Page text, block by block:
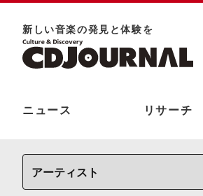
新しい⾳楽の発⾒と体験を
ニュース リサーチ